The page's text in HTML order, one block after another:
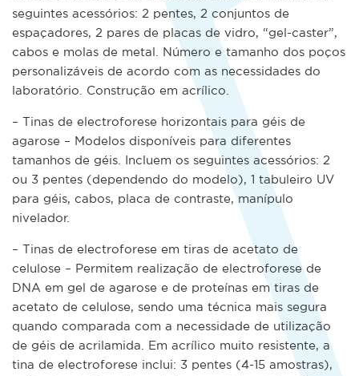
seguintes acessórios: 2 pentes, 2 conjuntos de
espaçadores, 2 pares de placas de vidro, “gel-caster”,
cabos e molas de metal. Número e tamanho dos poços
personalizáveis de acordo com as necessidades do
laboratório. Construção em acrílico.
– Tinas de electroforese horizontais para géis de
agarose – Modelos disponíveis para diferentes
tamanhos de géis. Incluem os seguintes acessórios: 2
ou 3 pentes (dependendo do modelo), 1 tabuleiro UV
para géis, cabos, placa de contraste, manípulo
nivelador.
– Tinas de electroforese em tiras de acetato de
celulose – Permitem realização de electroforese de
DNA em gel de agarose e de proteínas em tiras de
acetato de celulose, sendo uma técnica mais segura
quando comparada com a necessidade de utilização
de géis de acrilamida. Em acrílico muito resistente, a
tina de electroforese inclui: 3 pentes (4-15 amostras),